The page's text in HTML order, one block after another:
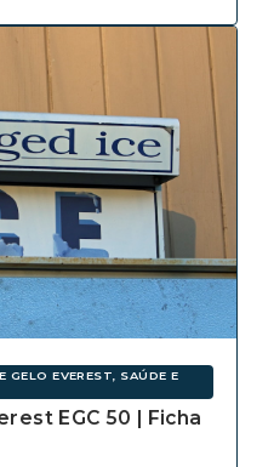
GELO EVEREST, SAÚDE E
EGC 50 | Ficha